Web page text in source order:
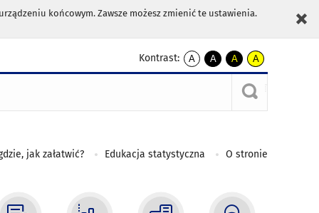
końcowym. Zawsze możesz zmienić te ustawienia.
Kontrast:
A
kontrast
A
kontrast
czarnym
A
kontrast
żółty
tekst
czarnym
A
kontrast
czarny
tekst
żółtym
jak załatwić? Edukacja statystyczna O stronie